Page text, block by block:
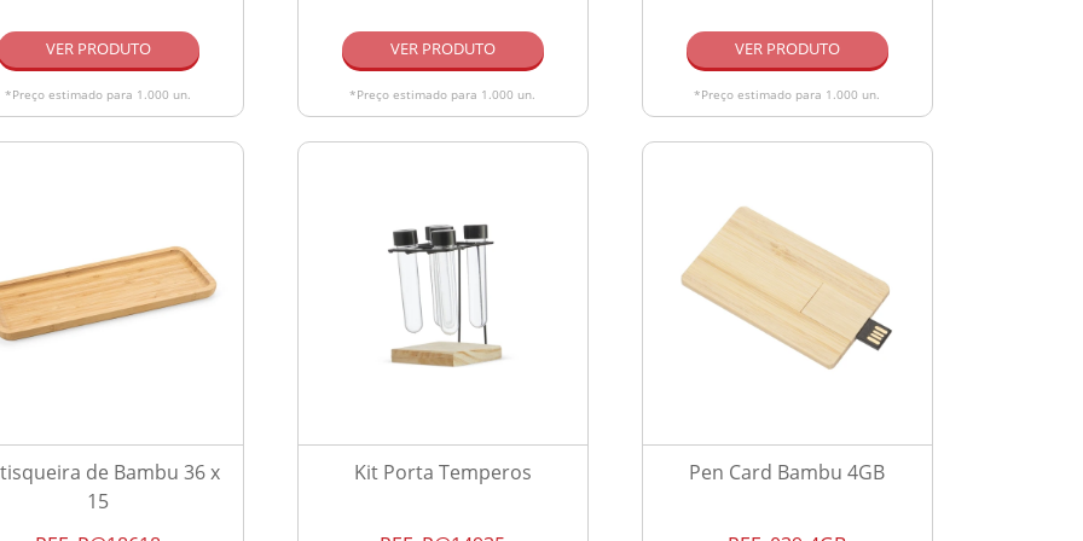
VER PRODUTO
*Preço estimado para 1.000 un.
VER PRODUTO
*Preço estimado para 1.000 un.
VER PRODUTO
*Preço estimado para 1.000 un.
de Bambu 36 x
15
Kit Porta Temperos Pen Card Bambu 4GB